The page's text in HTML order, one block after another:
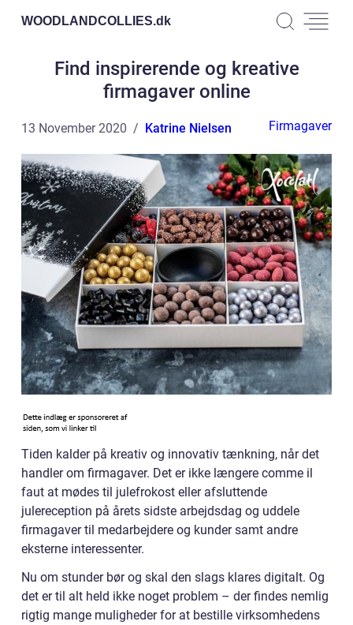
WOODLANDCOLLIES.dk
Find inspirerende og kreative
firmagaver online
13 November 2020 Katrine Nielsen Firmagaver
Tiden kalder på kreativ og innovativ tænkning, når det
handler om firmagaver. Det er ikke længere comme il
faut at mødes til julefrokost eller afsluttende
julereception på årets sidste arbejdsdag og uddele
firmagaver til medarbejdere og kunder samt andre
eksterne interessenter.
Nu om stunder bør og skal den slags klares digitalt. Og
det er til alt held ikke noget problem – der findes nemlig
rigtig mange muligheder for at bestille virksomhedens